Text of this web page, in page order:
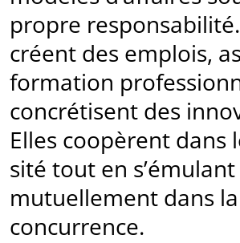
propre
créent des emplois,
formation
concrétisent des
Elles coopèrent
sité tout en s’émulant
mutuellement dans la
concurrence.